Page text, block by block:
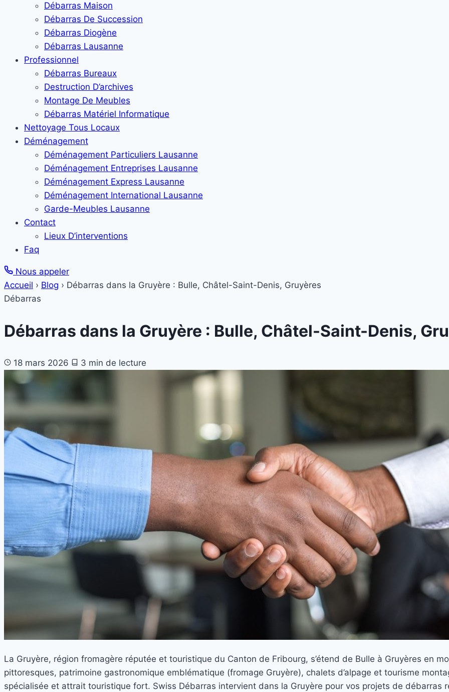
Débarras Maison
Débarras De Succession
Débarras Diogène
Débarras Lausanne
Professionnel
Débarras Bureaux
Destruction D’archives
Montage De Meubles
Débarras Matériel Informatique
Nettoyage Tous Locaux
Déménagement
Déménagement Particuliers Lausanne
Déménagement Entreprises Lausanne
Déménagement Express Lausanne
Déménagement International Lausanne
Garde-Meubles Lausanne
Contact
Lieux D’interventions
Faq
Nous appeler
Accueil › Blog › Débarras dans la Gruyère : Bulle, Châtel-Saint-Denis, Gruyères
Débarras
Débarras dans la Gruyère : Bulle, Châtel-Saint-Denis,
18 mars 2026 3 min de lecture
La Gruyère, région fromagère réputée et touristique du Canton de Fribourg, s’étend de Bulle à Gruyères en
pittoresques, patrimoine gastronomique emblématique (fromage Gruyère), chalets d’alpage et tourisme
spécialisée et attrait touristique fort. Swiss Débarras intervient dans la Gruyère pour vos projets de débarras